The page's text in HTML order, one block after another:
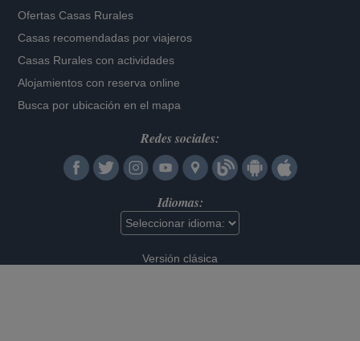
Ofertas Casas Rurales
Casas recomendadas por viajeros
Casas Rurales con actividades
Alojamientos con reserva online
Busca por ubicación en el mapa
Redes sociales:
Idiomas:
Versión clásica